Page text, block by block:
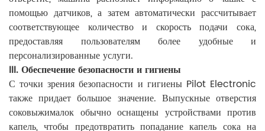
помощью датчиков, а затем автоматически рассчитывает
соответствующее количество и скорость подачи сока,
предоставляя пользователям более удобные и
персонализированные услуги.
III. Обеспечение безопасности и гигиены
С точки зрения безопасности и гигиены Pilot Electronic
также придает большое значение. Выпускные отверстия
соковыжималок обычно оснащены устройствами против
капель, чтобы предотвратить попадание капель сока на